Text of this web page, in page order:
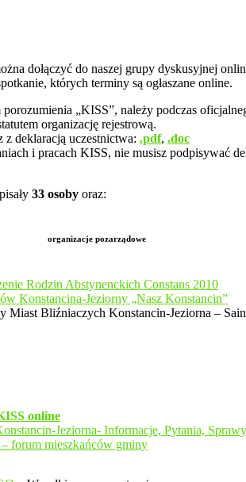
dołączyć do naszej grupy dyskusyjnej
których terminy są ogłaszane online.
„KISS”, należy podczas
organizację rejestrową.
deklaracją uczestnictwa: .pdf, .doc
i pracach KISS, nie musisz podpisywać
33 osoby oraz:
organizacje pozarządowe
Rodzin Abstynenckich Constans 2010
Konstancina-Jeziorny „Nasz Konstancin”
Miast Bliźniaczych Konstancin-Jeziorna –
online
Jeziorna- Informacje, Pytania,
forum mieszkańców gminy